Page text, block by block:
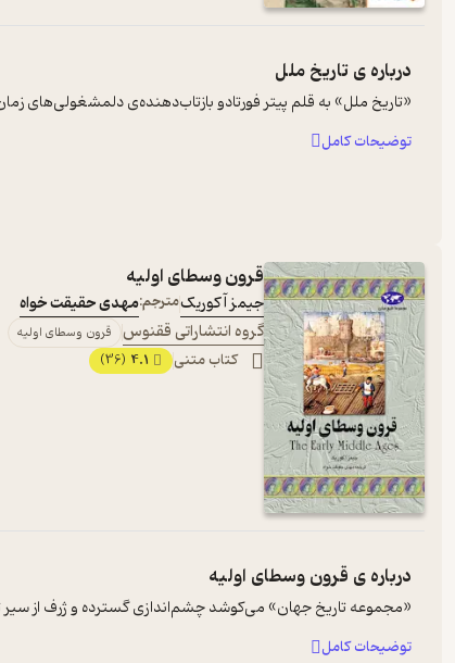
درباره یتاریخ ملل
«تاریخ ملل» به قلم پیتر فورتادو بازتاب‌دهنده‌ی دلمشغولی‌های
توضیحات کامل
قرون وسطای اولیه
جیمز آ کوریکمترجم:مهدی حقیقت خواه
گروه انتشاراتی ققنوس
قرون وسطای اولیه
کتاب متنی 4.1
(36)
درباره ی قرون وسطای اولیه
«مجموعه‌ تاریخ‌ جهان‌» می‌کوشد چشم‌اندازی‌ گسترده‌ و ژرف‌ از سیر
توضیحات کامل